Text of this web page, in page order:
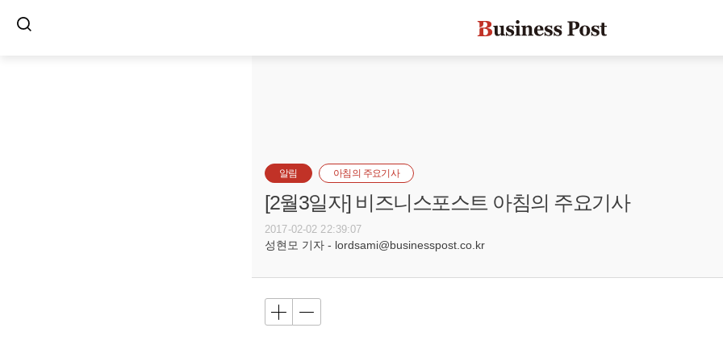
알림 아침의 주요기사
[2월3일자] 비즈니스포스트 아침의 주요기사
2017-02-02 22:39:07
성현모 기자 - lordsami@businesspost.co.kr